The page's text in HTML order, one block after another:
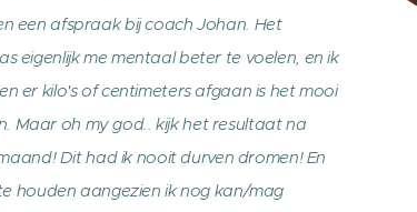
een afspraak bij coach Johan. Het
eigenlijk me mentaal beter te voelen, en ik
er kilo's of centimeters afgaan is het mooi
Maar oh my god.. kijk het resultaat na
Dit had ik nooit durven dromen! En
houden aangezien ik nog kan/mag